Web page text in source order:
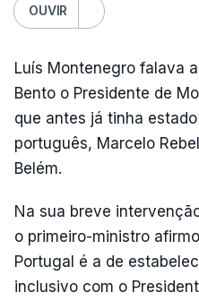
OUVIR
Luís Montenegro falava
Bento o Presidente de
que antes já tinha
português, Marcelo
Belém.
Na sua breve
o primeiro-ministro
Portugal é a de
inclusivo com o